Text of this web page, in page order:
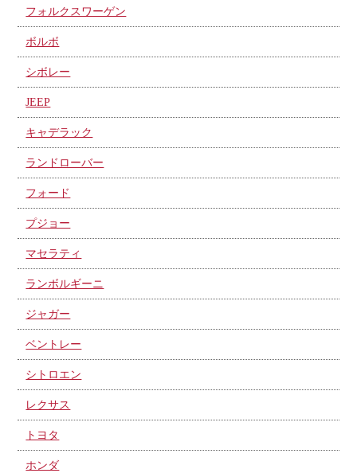
フォルクスワーゲン
ボルボ
シボレー
JEEP
キャデラック
ランドローバー
フォード
プジョー
マセラティ
ランボルギーニ
ジャガー
ベントレー
シトロエン
レクサス
トヨタ
ホンダ